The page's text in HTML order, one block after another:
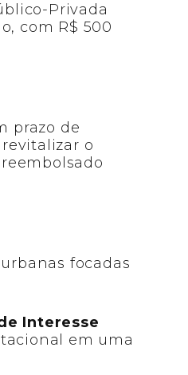
Privada
com R$ 500
prazo de
o
focadas
Interesse
em uma